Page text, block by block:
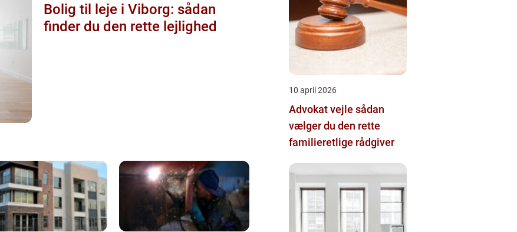
Bolig til leje i Viborg: sådan
finder du den rette lejlighed
10 april 2026
Advokat vejle sådan
vælger du den rette
familieretlige rådgiver